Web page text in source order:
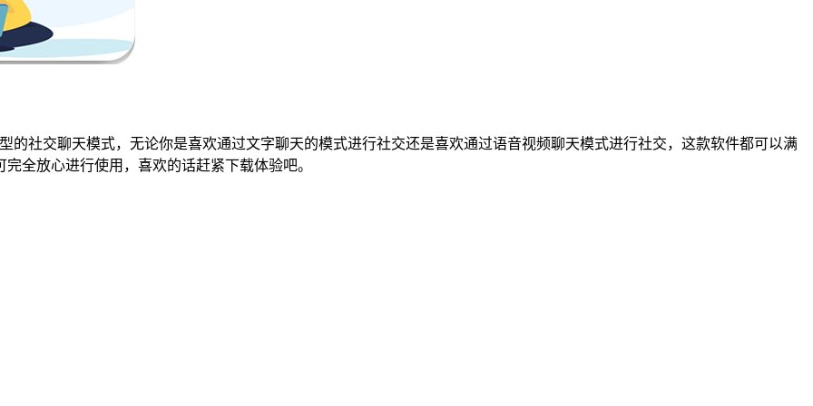
的社交聊天模式，无论你是喜欢通过文字聊天的模式进行社交还是喜欢通过语音视频聊天模式进行社交，这款软件都可以满
全放心进行使用，喜欢的话赶紧下载体验吧。